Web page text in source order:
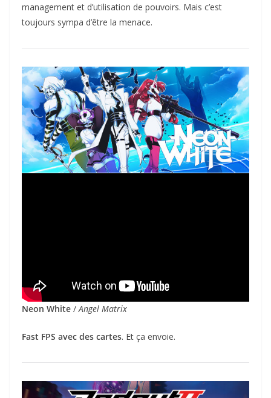
management et d’utilisation de pouvoirs. Mais c’est
toujours sympa d’être la menace.
Neon White /Angel Matrix
Fast FPS avec des cartes. Et ça envoie.